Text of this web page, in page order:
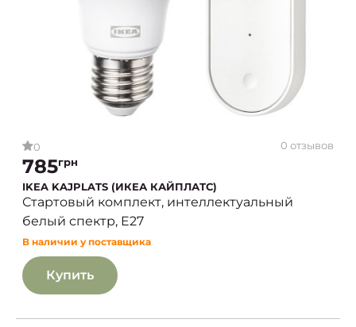
0 0 отзывов
785грн
IKEA KAJPLATS (ИКЕА КАЙПЛАТС)
Стартовый комплект, интеллектуальный
белый спектр, E27
В наличии у поставщика
Купить